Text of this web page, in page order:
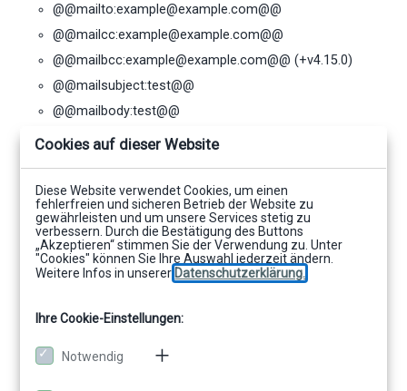
@@mailto:example@example.com@@
@@mailcc:example@example.com@@
@@mailbcc:example@example.com@@ (+v4.15.0)
@@mailsubject:test@@
@@mailbody:test@@
@@maildialog:false@@
Saving the document:
@@docname:test@@
@@savinglocation:<path>@@
Launch workflows:
@@action:openviewer@@
@@action:cibdoxiview@@
Cookies auf dieser Website
Diese Website verwendet Cookies, um einen
fehlerfreien und sicheren Betrieb der Website zu
gewährleisten und um unsere Services stetig zu
verbessern. Durch die Bestätigung des Buttons
„Akzeptieren“ stimmen Sie der Verwendung zu. Unter
"Cookies" können Sie Ihre Auswahl jederzeit ändern.
Weitere Infos in unserer Datenschutzerklärung.
Ihre Cookie-Einstellungen:
Notwendig